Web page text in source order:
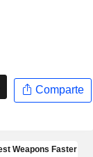
Comparte